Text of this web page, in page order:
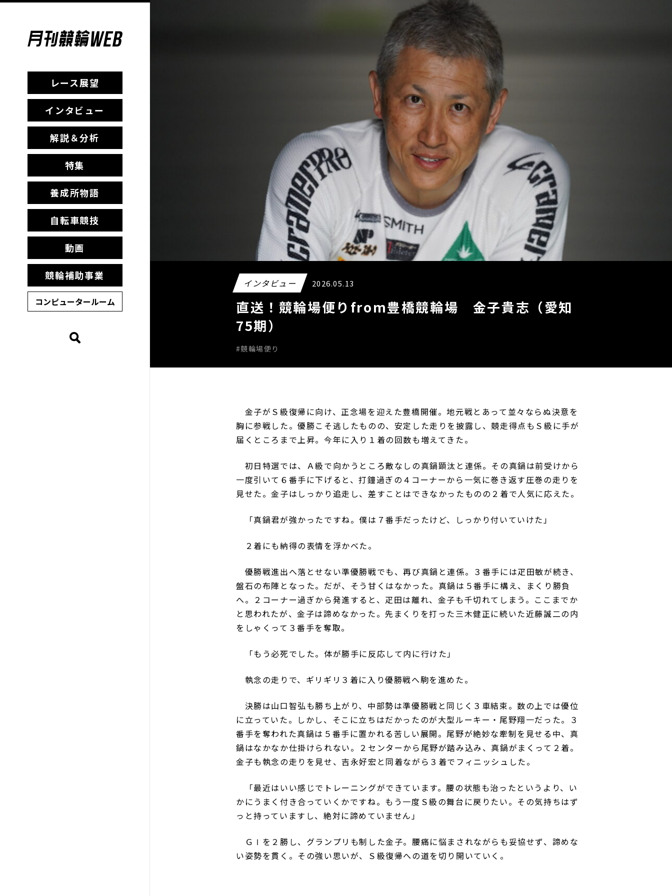
レース展望
インタビュー
解説＆分析
特集
養成所物語
自転車競技
動画
競輪補助事業
コンピュータールーム
インタビュー 2026.05.13
直送！競輪場便りfrom豊橋競輪場 金子貴志（愛知
75期）
#競輪場便り
金子がＳ級復帰に向け、正念場を迎えた豊橋開催。地元戦とあって並々ならぬ決意を
胸に参戦した。優勝こそ逃したものの、安定した走りを披露し、競走得点もＳ級に手が
届くところまで上昇。今年に入り１着の回数も増えてきた。
初日特選では、Ａ級で向かうところ敵なしの真鍋顕汰と連係。その真鍋は前受けから
一度引いて６番手に下げると、打鐘過ぎの４コーナーから一気に巻き返す圧巻の走りを
見せた。金子はしっかり追走し、差すことはできなかったものの２着で人気に応えた。
「真鍋君が強かったですね。僕は７番手だったけど、しっかり付いていけた」
２着にも納得の表情を浮かべた。
優勝戦進出へ落とせない準優勝戦でも、再び真鍋と連係。３番手には疋田敏が続き、
盤石の布陣となった。だが、そう甘くはなかった。真鍋は５番手に構え、まくり勝負
へ。２コーナー過ぎから発進すると、疋田は離れ、金子も千切れてしまう。ここまでか
と思われたが、金子は諦めなかった。先まくりを打った三木健正に続いた近藤誠二の内
をしゃくって３番手を奪取。
「もう必死でした。体が勝手に反応して内に行けた」
執念の走りで、ギリギリ３着に入り優勝戦へ駒を進めた。
決勝は山口智弘も勝ち上がり、中部勢は準優勝戦と同じく３車結束。数の上では優位
に立っていた。しかし、そこに立ちはだかったのが大型ルーキー・尾野翔一だった。３
番手を奪われた真鍋は５番手に置かれる苦しい展開。尾野が絶妙な牽制を見せる中、真
鍋はなかなか仕掛けられない。２センターから尾野が踏み込み、真鍋がまくって２着。
金子も執念の走りを見せ、吉永好宏と同着ながら３着でフィニッシュした。
「最近はいい感じでトレーニングができています。腰の状態も治ったというより、い
かにうまく付き合っていくかですね。もう一度Ｓ級の舞台に戻りたい。その気持ちはず
っと持っていますし、絶対に諦めていません」
ＧⅠを２勝し、グランプリも制した金子。腰痛に悩まされながらも妥協せず、諦めな
い姿勢を貫く。その強い思いが、Ｓ級復帰への道を切り開いていく。